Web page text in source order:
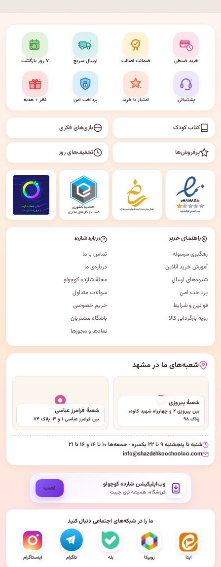
خرید قسطی ضمانت اصالت ارسال سریع ۷ روز بازگشت
پشتیبانی امتیاز با خرید پرداخت امن نظر + هدیه
کتاب کودک بازی‌های فکری
پرفروش‌ها تخفیف‌های روز
راهنمای خرید
رهگیری مرسوله
آموزش خرید آنلاین
شیوه‌های ارسال
پرداخت امن
قوانین و شرایط
رویه بازگردانی کالا
درباره شازده
تماس با ما
درباره‌ی ما
مجلهٔ شازده کوچولو
سوالات متداول
حریم خصوصی
باشگاه مشتریان
نمادها و مجوزها
شعبه‌های ما در مشهد
شعبهٔ پیروزی
بین پیروزی ۲ و چهارراه شهید کاوه،
پلاک ۹۸
شعبهٔ فرامرز عباسی
بین فرامرز عباسی ۱ و ۳، پلاک ۷۴
شنبه تا پنجشنبه ۹ تا ۲۲ یکسره · جمعه‌ها ۱۰ تا ۱۴ و ۱۶ تا ۲۱
info@shazdehkoochooloo.com
وب‌اپلیکیشن شازده کوچولو
فروشگاه، همیشه توی جیبت نصب
ما را در شبکه‌های اجتماعی دنبال کنید
ایتا روبیکا بله تلگرام اینستاگرام